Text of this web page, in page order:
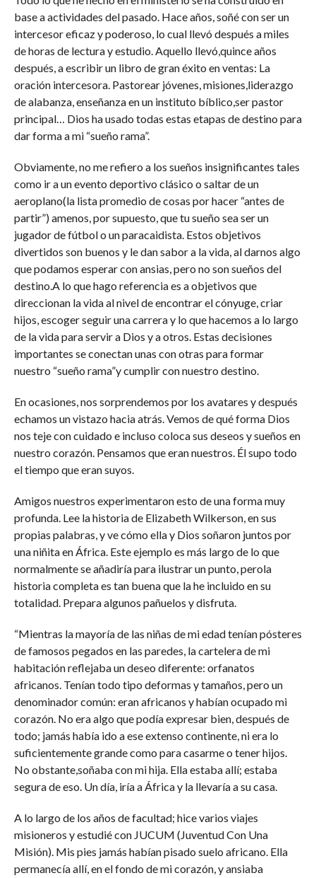
base a actividades del pasado. Hace años, soñé con ser un
intercesor eficaz y poderoso, lo cual llevó después a miles
de horas de lectura y estudio. Aquello llevó,quince años
después, a escribir un libro de gran éxito en ventas: La
oración intercesora. Pastorear jóvenes, misiones,liderazgo
de alabanza, enseñanza en un instituto bíblico,ser pastor
principal… Dios ha usado todas estas etapas de destino para
dar forma a mi “sueño rama”.
Obviamente, no me refiero a los sueños insignificantes tales
como ir a un evento deportivo clásico o saltar de un
aeroplano(la lista promedio de cosas por hacer “antes de
partir”) amenos, por supuesto, que tu sueño sea ser un
jugador de fútbol o un paracaidista. Estos objetivos
divertidos son buenos y le dan sabor a la vida, al darnos algo
que podamos esperar con ansias, pero no son sueños del
destino.A lo que hago referencia es a objetivos que
direccionan la vida al nivel de encontrar el cónyuge, criar
hijos, escoger seguir una carrera y lo que hacemos a lo largo
de la vida para servir a Dios y a otros. Estas decisiones
importantes se conectan unas con otras para formar
nuestro “sueño rama”y cumplir con nuestro destino.
En ocasiones, nos sorprendemos por los avatares y después
echamos un vistazo hacia atrás. Vemos de qué forma Dios
nos teje con cuidado e incluso coloca sus deseos y sueños en
nuestro corazón. Pensamos que eran nuestros. Él supo todo
el tiempo que eran suyos.
Amigos nuestros experimentaron esto de una forma muy
profunda. Lee la historia de Elizabeth Wilkerson, en sus
propias palabras, y ve cómo ella y Dios soñaron juntos por
una niñita en África. Este ejemplo es más largo de lo que
normalmente se añadiría para ilustrar un punto, perola
historia completa es tan buena que la he incluido en su
totalidad. Prepara algunos pañuelos y disfruta.
“Mientras la mayoría de las niñas de mi edad tenían pósteres
de famosos pegados en las paredes, la cartelera de mi
habitación reflejaba un deseo diferente: orfanatos
africanos. Tenían todo tipo deformas y tamaños, pero un
denominador común: eran africanos y habían ocupado mi
corazón. No era algo que podía expresar bien, después de
todo; jamás había ido a ese extenso continente, ni era lo
suficientemente grande como para casarme o tener hijos.
No obstante,soñaba con mi hija. Ella estaba allí; estaba
segura de eso. Un día, iría a África y la llevaría a su casa.
A lo largo de los años de facultad; hice varios viajes
misioneros y estudié con JUCUM (Juventud Con Una
Misión). Mis pies jamás habían pisado suelo africano. Ella
permanecía allí, en el fondo de mi corazón, y ansiaba